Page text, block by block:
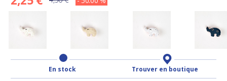
En stock Trouver en boutique